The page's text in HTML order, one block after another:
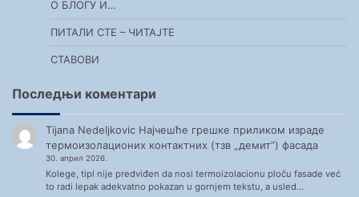
О БЛОГУ И…
ПИТАЛИ СТЕ – ЧИТАЈТЕ
СТАВОВИ
Последњи коментари
Tijana Nedeljkovic Најчешће грешке приликом израде
термоизолационих контактних (тзв „демит“) фасада
30. април 2026.
Kolege, tipl nije predviđen da nosi termoizolacionu ploču fasade već
to radi lepak adekvatno pokazan u gornjem tekstu, a usled…